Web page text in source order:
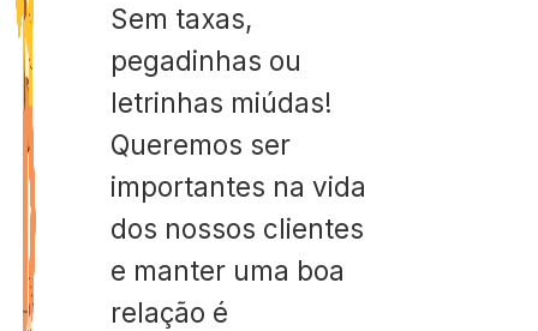
Sem taxas,
pegadinhas ou
letrinhas miúdas!
Queremos ser
importantes na vida
dos nossos clientes
e manter uma boa
relação é